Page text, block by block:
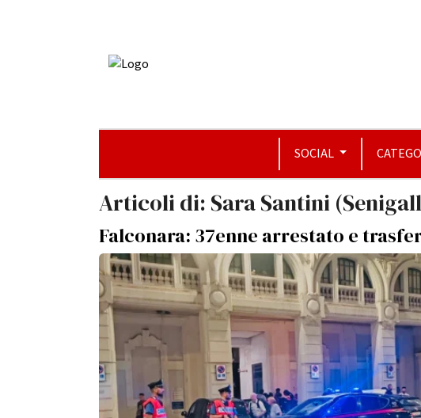
SOCIAL
Articoli di: Sara Santini
Falconara: 37enne arrestato e